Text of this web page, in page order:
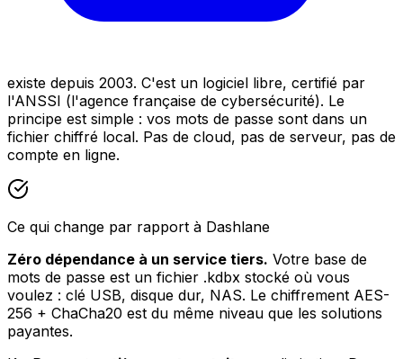
existe depuis 2003. C'est un logiciel libre, certifié par
l'ANSSI (l'agence française de cybersécurité). Le
principe est simple : vos mots de passe sont dans un
fichier chiffré local. Pas de cloud, pas de serveur, pas de
compte en ligne.
Ce qui change par rapport à Dashlane
Zéro dépendance à un service tiers. Votre base de
mots de passe est un fichier .kdbx stocké où vous
voulez : clé USB, disque dur, NAS. Le chiffrement AES-
256 + ChaCha20 est du même niveau que les solutions
payantes.